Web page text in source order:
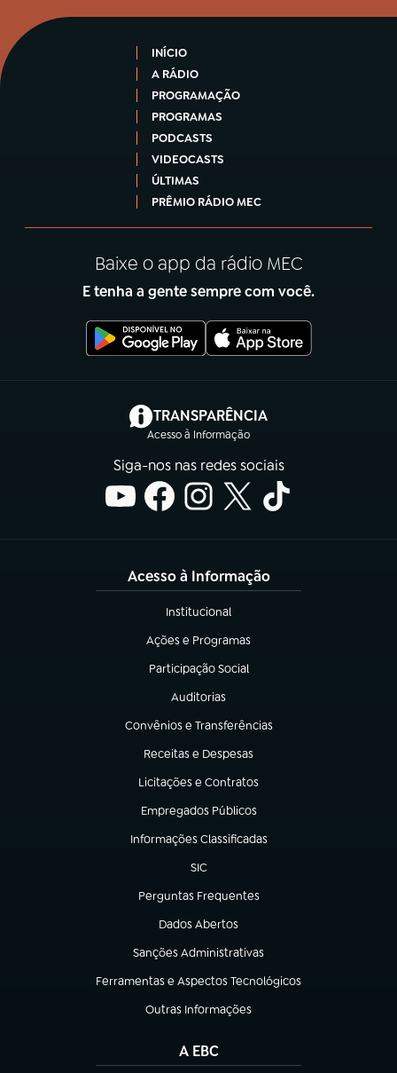
INÍCIO
A RÁDIO
PROGRAMAÇÃO
PROGRAMAS
PODCASTS
VIDEOCASTS
ÚLTIMAS
PRÊMIO RÁDIO MEC
Baixe o app da rádio MEC
E tenha a gente sempre com você.
TRANSPARÊNCIA
Acesso à Informação
(abre em nova aba)
Siga-nos nas redes sociais
Acesso à Informação
Institucional
(abre em nova aba)
Ações e Programas
(abre em nova aba)
Participação Social
(abre em nova aba)
Auditorias
(abre em nova aba)
Convênios e Transferências
(abre em nova aba)
Receitas e Despesas
(abre em nova aba)
Licitações e Contratos
(abre em nova aba)
Empregados Públicos
(abre em nova aba)
Informações Classificadas
(abre em nova aba)
SIC
(abre em nova aba)
Perguntas Frequentes
(abre em nova aba)
Dados Abertos
(abre em nova aba)
Sanções Administrativas
(abre em nova aba)
Ferramentas e Aspectos Tecnológicos
(abre em nova aba)
Outras Informações
(abre em nova aba)
A EBC